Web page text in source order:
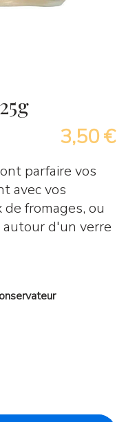
3,50 €
parfaire vos
avec vos
fromages, ou
d'un verre